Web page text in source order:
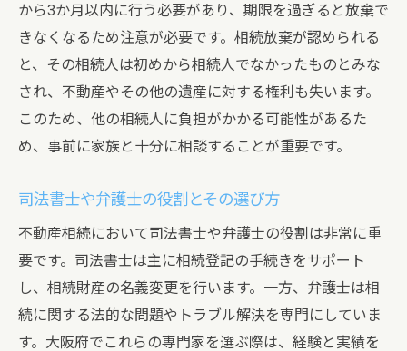
から3か月以内に行う必要があり、期限を過ぎると放棄で
きなくなるため注意が必要です。相続放棄が認められる
と、その相続人は初めから相続人でなかったものとみな
され、不動産やその他の遺産に対する権利も失います。
このため、他の相続人に負担がかかる可能性があるた
め、事前に家族と十分に相談することが重要です。
司法書士や弁護士の役割とその選び方
不動産相続において司法書士や弁護士の役割は非常に重
要です。司法書士は主に相続登記の手続きをサポート
し、相続財産の名義変更を行います。一方、弁護士は相
続に関する法的な問題やトラブル解決を専門にしていま
す。大阪府でこれらの専門家を選ぶ際は、経験と実績を